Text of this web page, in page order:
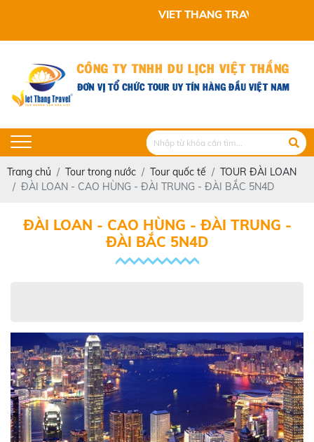
VIET THANG TRAVEL KÍNH CHÀO QUÝ KHÁCH
Trang chủ Tour trong nước Tour quốc tế
TOUR ĐÀI LOAN
ĐÀI LOAN - CAO HÙNG - ĐÀI TRUNG - ĐÀI BẮC 5N4D
ĐÀI LOAN - CAO HÙNG - ĐÀI TRUNG -
ĐÀI BẮC 5N4D